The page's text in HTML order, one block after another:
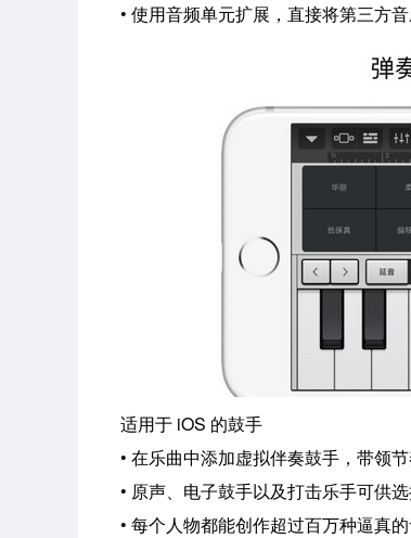
• 使用音频单元扩展，直接将第三方
适用于 iOS 的鼓手
• 在乐曲中添加虚拟伴奏鼓手，带领
• 原声、电子鼓手以及打击乐手可供
• 每个人物都能创作超过百万种逼真